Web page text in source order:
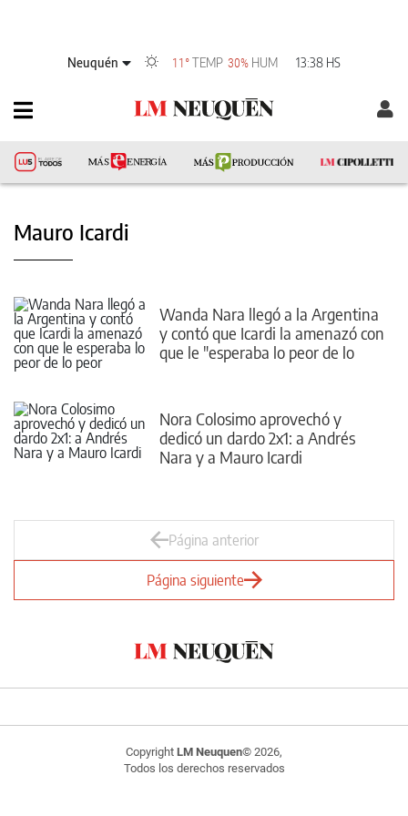
Neuquén 11°TEMP 30% HUM 13:38 HS
Mauro Icardi
Wanda Nara llegó a la Argentina
y contó que Icardi la amenazó con
que le "esperaba lo peor de lo
Nora Colosimo aprovechó y
dedicó un dardo 2x1: a Andrés
Nara y a Mauro Icardi
Página anterior
Página siguiente
Copyright LM Neuquen© 2026,
Todos los derechos reservados